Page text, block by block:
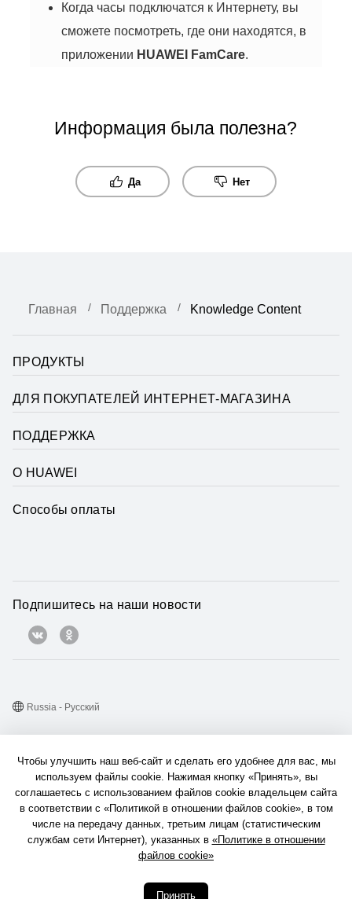
Чтобы улучшить наш веб-сайт и сделать его удобнее для вас, мы
используем файлы cookie. Нажимая кнопку «Принять», вы
соглашаетесь с использованием файлов cookie владельцем сайта
в соответствии с «Политикой в отношении файлов cookie», в том
числе на передачу данных, третьим лицам (статистическим
службам сети Интернет), указанных в «Политике в отношении
файлов cookie»
Принять
Когда часы подключатся к Интернету, вы
сможете посмотреть, где они находятся, в
приложении HUAWEI FamCare.
Информация была полезна?
Да Нет
Главная Поддержка Knowledge Content
ПРОДУКТЫ
ДЛЯ ПОКУПАТЕЛЕЙ ИНТЕРНЕТ-МАГАЗИНА
ПОДДЕРЖКА
О HUAWEI
Способы оплаты
Подпишитесь на наши новости
© 2004-2026 «Техкомпания Хуавэй». Все права защищены.
Условия использования веб-сайта
Политика конфиденциальности
Конфиденциальность
Russia - Pусский